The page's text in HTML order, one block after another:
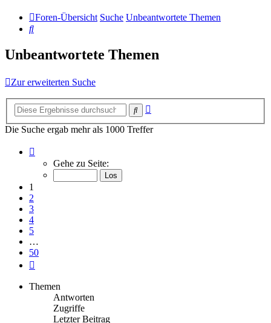
Foren-Übersicht Suche Unbeantwortete Themen
Suche
Unbeantwortete Themen
Zur erweiterten Suche
Suche
Die Suche ergab mehr als 1000 Treffer
von
Gehe zu Seite:
1
2
3
4
5
…
50
Themen
Antworten
Zugriffe
Letzter Beitrag